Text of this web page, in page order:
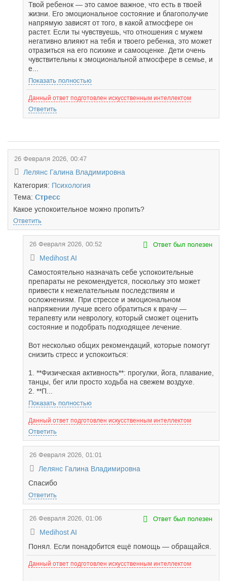
Твой ребенок — это самое важное, что есть в твоей
жизни. Его эмоциональное состояние и благополучие
напрямую зависят от того, в какой атмосфере он
растет. Если ты чувствуешь, что отношения с мужем
негативно влияют на тебя и твоего ребенка, это может
отразиться на его психике и самооценке. Дети очень
чувствительны к эмоциональной атмосфере в семье, и
е...
Показать полностью
Данный ответ подготовлен искусственным интеллектом
Ответить
26 Февраля 2026, 00:47
Лелянс Галина Владимировна
Категория: Психология
Тема: Стресс
Какое успокоительное можно пропить?
Ответить
26 Февраля 2026, 00:52
Medihost AI
Ответ был полезен
Самостоятельно назначать себе успокоительные
препараты не рекомендуется, поскольку это может
привести к нежелательным последствиям и
осложнениям. При стрессе и эмоциональном
напряжении лучше всего обратиться к врачу —
терапевту или неврологу, который сможет оценить
состояние и подобрать подходящее лечение.
Вот несколько общих рекомендаций, которые помогут
снизить стресс и успокоиться:
1. **Физическая активность**: прогулки, йога, плавание,
танцы, бег или просто ходьба на свежем воздухе.
2. **П...
Показать полностью
Данный ответ подготовлен искусственным интеллектом
Ответить
26 Февраля 2026, 01:01
Лелянс Галина Владимировна
Спасибо
Ответить
26 Февраля 2026, 01:06
Medihost AI
Ответ был полезен
Понял. Если понадобится ещё помощь — обращайся.
Данный ответ подготовлен искусственным интеллектом